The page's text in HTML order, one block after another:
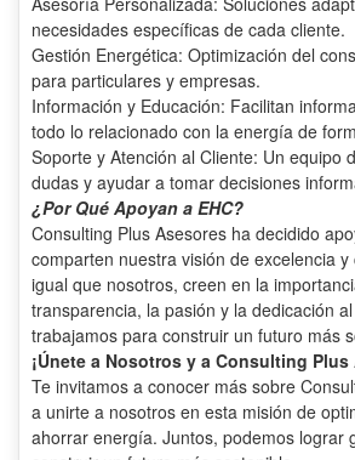
necesidades específicas de cada cliente.
Gestión Energética: Optimización del
para particulares y empresas.
Información y Educación: Facilitan
todo lo relacionado con la energía de
Soporte y Atención al Cliente: Un equipo
dudas y ayudar a tomar decisiones
¿Por Qué Apoyan a EHC?
Consulting Plus Asesores ha decidido
comparten nuestra visión de excelencia y
igual que nosotros, creen en la
transparencia, la pasión y la dedicación
trabajamos para construir un futuro más
¡Únete a Nosotros y a Consulting Plus
Te invitamos a conocer más sobre
a unirte a nosotros en esta misión de
ahorrar energía. Juntos, podemos lograr